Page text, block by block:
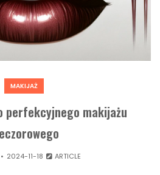
MAKIJAŻ
perfekcyjnego makijażu
2024-11-18 ARTICLE